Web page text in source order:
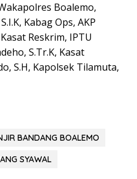
Boalemo,
Kabag Ops, AKP
Reskrim, IPTU
S.Tr.K, Kasat
S.H, Kapolsek Tilamuta,
BANDANG BOALEMO
SYAWAL